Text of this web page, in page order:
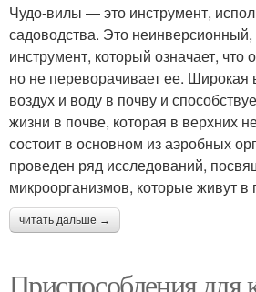
Чудо-вилы — это инструмент,
садоводства. Это
инструмент, который означает, что
но не переворачивает ее. Широкая
воздух и воду в почву и
жизни в почве, которая в верхних
состоит в основном из аэробных
проведен ряд исследований,
микроорганизмов, которые живут в
читать дальше →